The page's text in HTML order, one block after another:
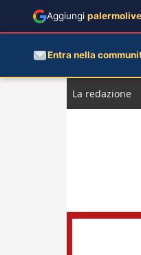
La redazione
Aggiungi
Entra nella